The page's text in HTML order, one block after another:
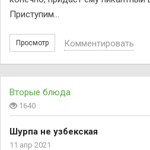
Приступим…
Просмотр Комментировать
Вторые блюда
1640
Шурпа не узбекская
11 апр 2021